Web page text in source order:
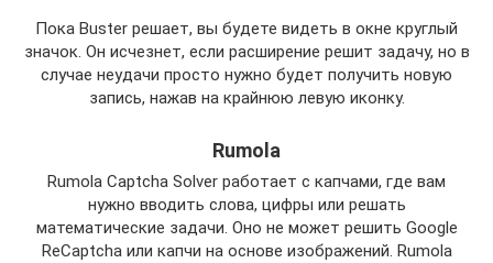
Пока Buster решает, вы будете видеть в окне круглый
значок. Он исчезнет, если расширение решит задачу, но в
случае неудачи просто нужно будет получить новую
запись, нажав на крайнюю левую иконку.
Rumola
Rumola Captcha Solver работает с капчами, где вам
нужно вводить слова, цифры или решать
математические задачи. Оно не может решить Google
ReCaptcha или капчи на основе изображений. Rumola